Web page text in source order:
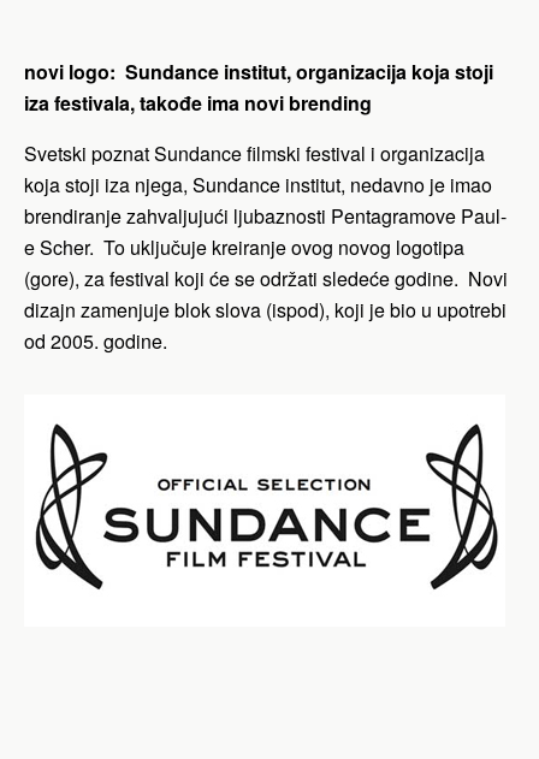
novi logo: Sundance institut, organizacija koja stoji
iza festivala, takođe ima novi brending
Svetski poznat Sundance filmski festival i organizacija
koja stoji iza njega, Sundance institut, nedavno je imao
brendiranje zahvaljujući ljubaznosti Pentagramove Paul-
e Scher. To uključuje kreiranje ovog novog logotipa
(gore), za festival koji će se održati sledeće godine. Novi
dizajn zamenjuje blok slova (ispod), koji je bio u upotrebi
od 2005. godine.